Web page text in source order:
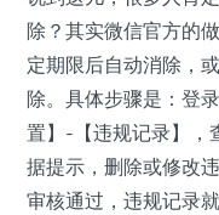
除？其实微信官方的
定期限后自动消除，
除。具体步骤是：登
置】-【违规记录】，
据提示，删除或修改
审核通过，违规记录